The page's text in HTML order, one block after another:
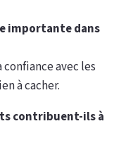
importante dans
avec les
à cacher.
contribuent-ils à